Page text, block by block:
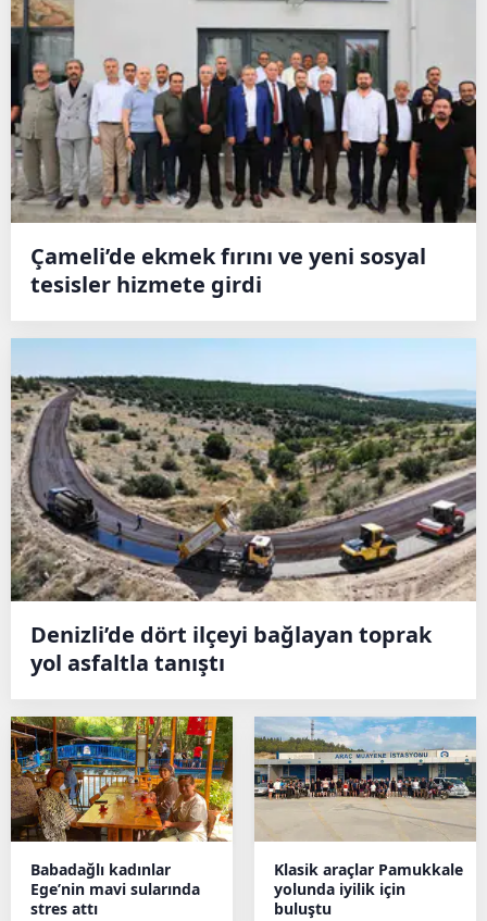
Çameli’de ekmek fırını ve yeni sosyal
tesisler hizmete girdi
Denizli’de dört ilçeyi bağlayan toprak
yol asfaltla tanıştı
Babadağlı kadınlar
Ege’nin mavi sularında
stres attı
Klasik araçlar Pamukkale
yolunda iyilik için
buluştu